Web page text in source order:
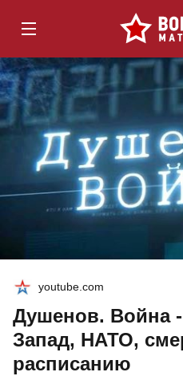
youtube.com
Душенов. Война -
Запад, НАТО,
расписанию